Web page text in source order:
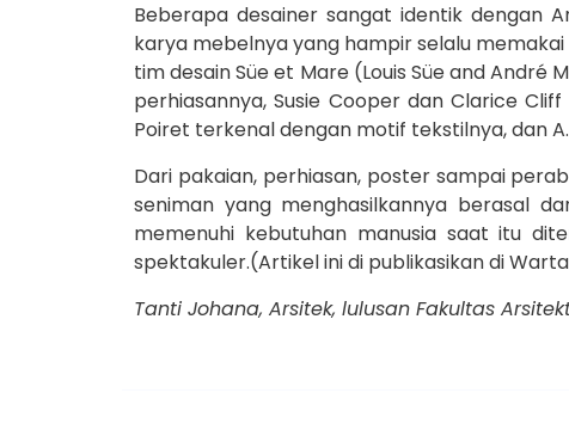
Beberapa desainer sangat identik dengan
karya mebelnya yang hampir selalu
tim desain Süe et Mare (Louis Süe and André
perhiasannya, Susie Cooper dan Clarice
Poiret terkenal dengan motif tekstilnya, dan
Dari pakaian, perhiasan, poster sampai
seniman yang menghasilkannya berasal
memenuhi kebutuhan manusia saat itu
spektakuler.(Artikel ini di publikasikan di
Tanti Johana, Arsitek, lulusan Fakultas